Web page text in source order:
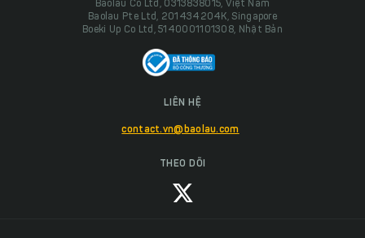
Baolau Co Ltd, 0313838015, Việt Nam
Baolau Pte Ltd, 201434204K, Singapore
Boeki Up Co Ltd, 5140001101308, Nhật Bản
LIÊN HỆ
contact.vn@baolau.com
THEO DÕI